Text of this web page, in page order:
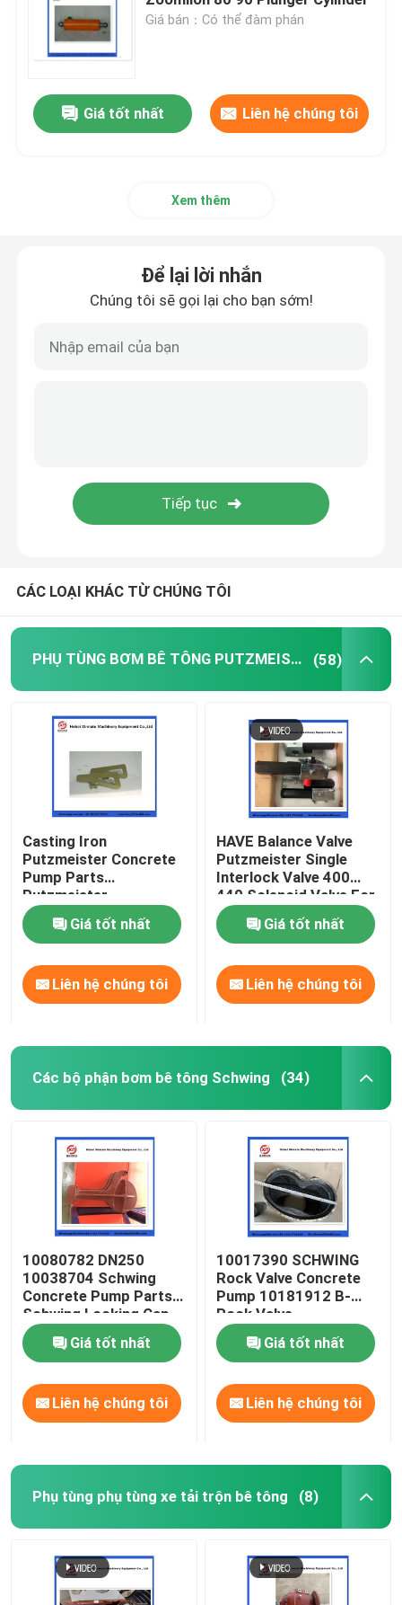
Phụ tùng phụ tùng xe tải trộn bê tông
Phụ tùng trạm trộn
ống cao su bơm bê tông
Máy đặt giàn bê tông
Phụ kiện máy bơm bê tông
Xe bơm bê tông đã qua sử dụng
Giá bán：Có thể đàm phán
Giá tốt nhất Liên hệ chúng tôi
Xem thêm
Để lại lời nhắn
Chúng tôi sẽ gọi lại cho bạn sớm!
CÁC LOẠI KHÁC TỪ CHÚNG TÔI
PHỤ TÙNG BƠM BÊ TÔNG PUTZMEISTER (58)
Casting Iron
Putzmeister Concrete
Pump Parts
Putzmeister
Agitatoring Paddles
Giá tốt nhất
Liên hệ chúng tôi
HAVE Balance Valve
Putzmeister Single
Interlock Valve 400
440 Solenoid Valve For
Concrete Pump
Giá tốt nhất
Liên hệ chúng tôi
Các bộ phận bơm bê tông Schwing (34)
10080782 DN250
10038704 Schwing
Concrete Pump Parts
Schwing Locking Cap
Giá tốt nhất
Liên hệ chúng tôi
10017390 SCHWING
Rock Valve Concrete
Pump 10181912 B-
Rock Valve
220/180/10059467
210/180Giá tốt nhất
Liên hệ chúng tôi
Phụ tùng phụ tùng xe tải trộn bê tông (8)